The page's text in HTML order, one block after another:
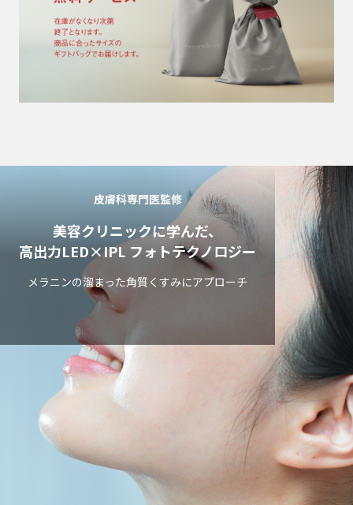
皮膚科専門医監修
美容クリニックに学んだ、
高出力LED×IPL フォトテクノロジー
メラニンの溜まった角質くすみにアプローチ